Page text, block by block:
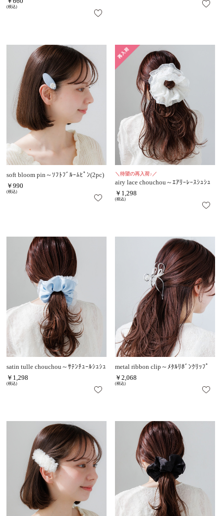
(税込)
soft bloom pin～ｿﾌﾄﾌﾞﾙｰﾑﾋﾟﾝ(2pc)
￥990
(税込)
＼待望の再入荷♪／
airy lace chouchou～ｴｱﾘｰﾚｰｽｼｭｼｭ
￥1,298
(税込)
satin tulle chouchou～ｻﾃﾝﾁｭｰﾙｼｭｼｭ
￥1,298
(税込)
metal ribbon clip～ﾒﾀﾙﾘﾎﾞﾝｸﾘｯﾌﾟ
￥2,068
(税込)